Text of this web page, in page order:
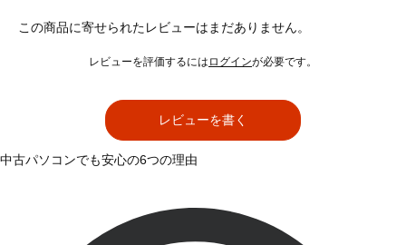
この商品に寄せられたレビューはまだありません。
レビューを評価するには ログインが必要です。
レビューを書く
中古パソコンでも安心の6つの理由